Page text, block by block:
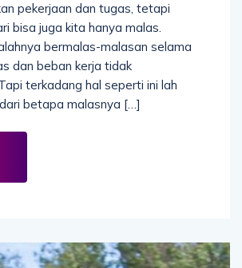
pekerjaan dan tugas, tetapi
bisa juga kita hanya malas.
bermalas-malasan selama
dan beban kerja tidak
terkadang hal seperti ini lah
betapa malasnya […]